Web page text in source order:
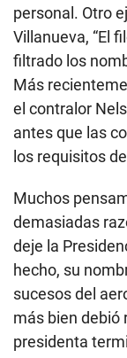
personal. Otro
Villanueva, “El
filtrado los
Más
el contralor
antes que las
los requisitos
Muchos
demasiadas
deje la
hecho, su
sucesos del
más bien debió
presidenta